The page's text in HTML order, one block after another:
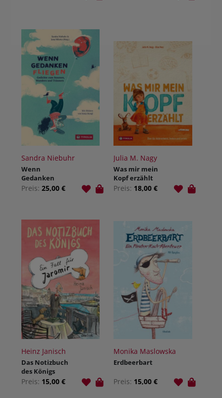
Sandra Niebuhr
Wenn
Gedanken
fliegen
Preis: 25,00 €
Julia M. Nagy
Was mir mein
Kopf erzählt
Preis: 18,00 €
Heinz Janisch
Das Notizbuch
des Königs
Preis: 15,00 €
Monika Maslowska
Erdbeerbart
Preis: 15,00 €